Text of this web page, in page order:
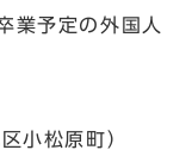
業予定の外国人
小松原町）